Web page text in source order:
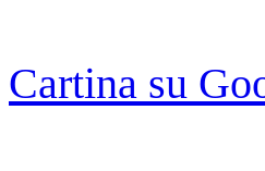
Cartina su